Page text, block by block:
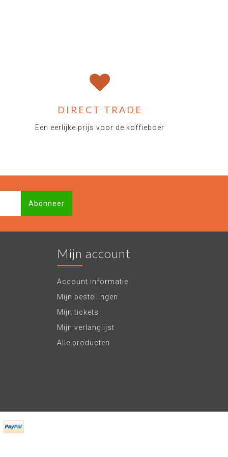
DIRECT TRADE
Een eerlijke prijs voor de koffieboer
Abonneer
Mijn account
Account informatie
Mijn bestellingen
Mijn tickets
Mijn verlanglijst
Alle producten